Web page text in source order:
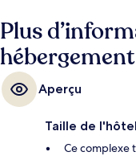
et une salle de fitness. Les
personnel attentionné et
Plus
hébergement
Aperçu
Taille de l'hôtel
Ce complexe